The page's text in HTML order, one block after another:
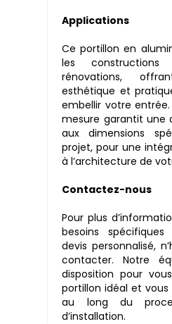
Applications
Ce portillon en
les
rénovations,
esthétique et
embellir votre
mesure garantit une
aux dimensions
projet, pour une
à l’architecture de
Contactez-nous
Pour plus
besoins
devis personnalisé,
contacter. Notre
disposition pour
portillon idéal et
au long du
d’installation.